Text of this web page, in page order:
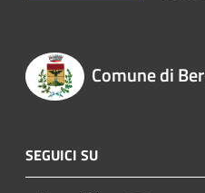
Comune di
SEGUICI SU